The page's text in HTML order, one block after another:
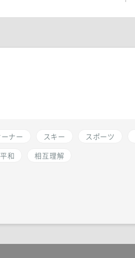
ナー スキー スポーツ
平和 相互理解